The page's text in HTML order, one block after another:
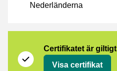
Nederländerna
Certifikatet är giltigt
Visa certifikat